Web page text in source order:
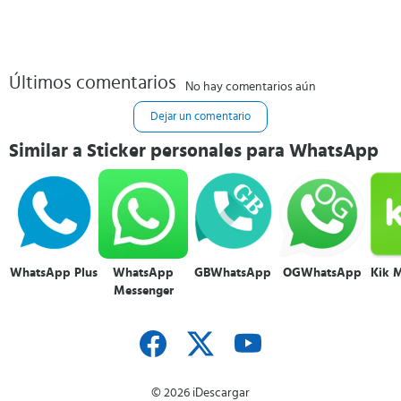
Últimos comentarios No hay comentarios aún
Dejar un comentario
Similar a Sticker personales para WhatsApp
WhatsApp Plus
WhatsApp
Messenger
GBWhatsApp OGWhatsApp Kik
© 2026 iDescargar